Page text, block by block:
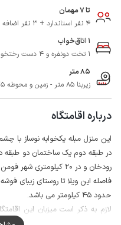
تا 7 مهمان
4 نفر استاندارد + 3 نفر اضافه
1 اتاق‌خواب
1 تخت دونفره و 4 دست رختخواب
85 متر
زیربنا 85 متر - زمین و محوطه 625 متر
درباره اقامتگاه
این منزل مبله یکخوابه نوساز با
در طبقه دوم یک ساختمان دو طبقه
رودخان و در 20 کیلومتری شهر فومن واقع شده است.
حدود 45 کیلومتر می باشد.
لازم به ذکر است میزبان این